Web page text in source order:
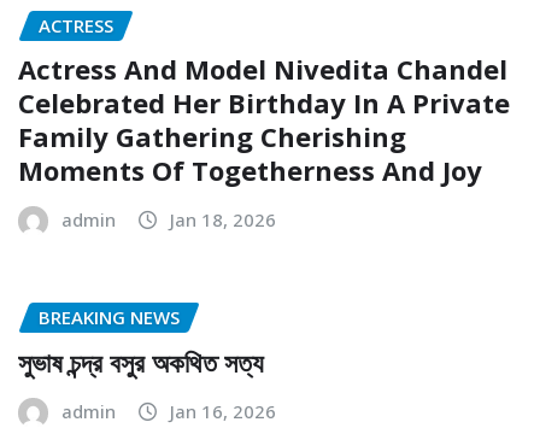
ACTRESS
Actress And Model Nivedita Chandel
Celebrated Her Birthday In A Private
Family Gathering Cherishing
Moments Of Togetherness And Joy
admin Jan 18, 2026
BREAKING NEWS
সুভাষ চন্দ্র বসুর অকথিত সত্য
admin Jan 16, 2026